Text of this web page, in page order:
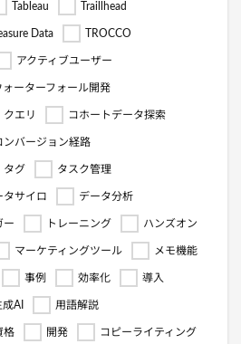
Tableau Traillhead
Data TROCCO
アクティブユーザー
ォーターフォール開発
クエリ コホートデータ探索
ンバージョン経路
タグ タスク管理
タサイロ データ分析
ー トレーニング ハンズオン
マーケティングツール メモ機能
事例 効率化 導入
成AI 用語解説
格 開発 コピーライティング